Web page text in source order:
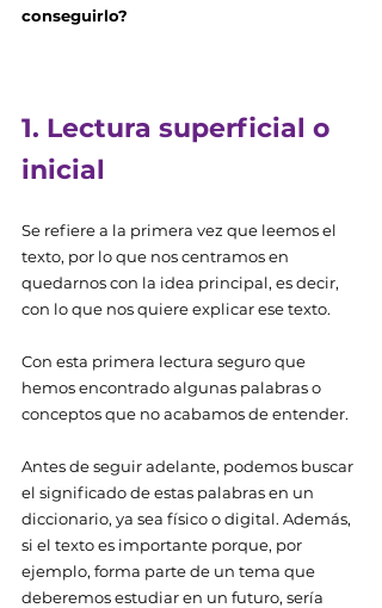
conseguirlo?
1. Lectura superficial o
inicial
Se refiere a la primera vez que leemos el
texto, por lo que nos centramos en
quedarnos con la idea principal, es decir,
con lo que nos quiere explicar ese texto.
Con esta primera lectura seguro que
hemos encontrado algunas palabras o
conceptos que no acabamos de entender.
Antes de seguir adelante, podemos buscar
el significado de estas palabras en un
diccionario, ya sea físico o digital. Además,
si el texto es importante porque, por
ejemplo, forma parte de un tema que
deberemos estudiar en un futuro, sería